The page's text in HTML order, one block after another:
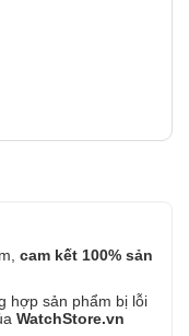
cam kết 100% sản
hợp sản phẩm bị lỗi
WatchStore.vn